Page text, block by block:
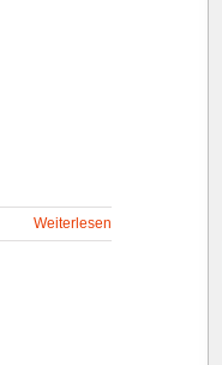
Weiterlesen